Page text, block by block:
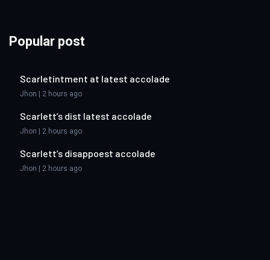
Popular post
Scarletintment at latest accolade
Jhon | 2 hours ago
Scarlett’s dist latest accolade
Jhon | 2 hours ago
Scarlett’s disappoest accolade
Jhon | 2 hours ago